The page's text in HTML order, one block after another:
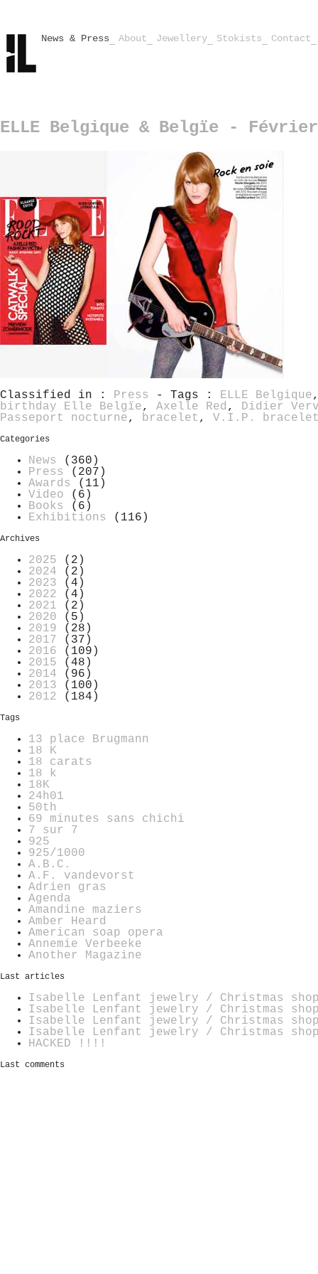
News & Press About Jewellery Stokists Contact
ELLE Belgique & Belgïe -
Classified in : Press - Tags : ELLE Belgique
birthday Elle Belgïe, Axelle Red , Didier
Passeport nocturne, bracelet , V.I.P.
Categories
News
(360)
Press
(207)
Awards
(11)
Video (6)
Books
(6)
Exhibitions
(116)
Archives
2025 (2)
2024 (2)
2023 (4)
2022 (4)
2021 (2)
2020 (5)
2019 (28)
2017 (37)
2016 (109)
2015 (48)
2014 (96)
2013 (100)
2012 (184)
Tags
13 place Brugmann
18 K
18 carats
18 k
18K
24h01
50th
69 minutes sans chichi
7 sur 7
925
925/1000
A.B.C.
A.F. vandevorst
Adrien gras
Agenda
Amandine maziers
Amber Heard
American soap opera
Annemie Verbeeke
Another Magazine
Last articles
Isabelle Lenfant jewelry / Christmas
Isabelle Lenfant jewelry / Christmas
Isabelle Lenfant jewelry / Christmas
Isabelle Lenfant jewelry / Christmas
HACKED !!!!
Last comments